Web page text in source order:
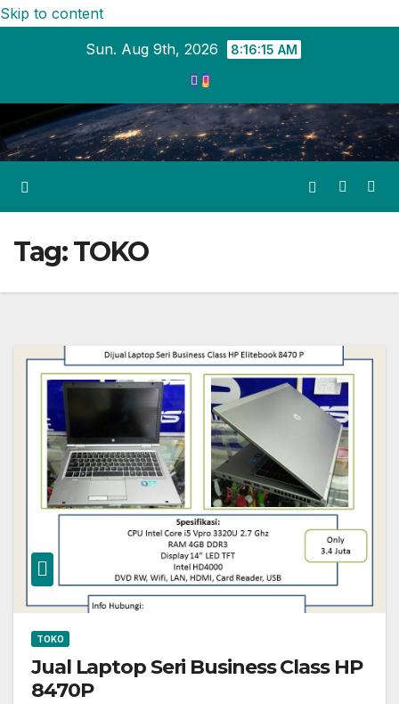
Skip to content
Sun. Aug 9th, 2026
8:16:16 AM
Tag:TOKO
TOKO
Jual Laptop Seri Business Class HP
8470P